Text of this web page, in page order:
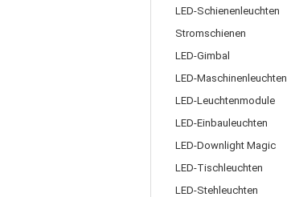
LED-Schienenleuchten
Stromschienen
LED-Gimbal
LED-Maschinenleuchten
LED-Leuchtenmodule
LED-Einbauleuchten
LED-Downlight Magic
LED-Tischleuchten
LED-Stehleuchten